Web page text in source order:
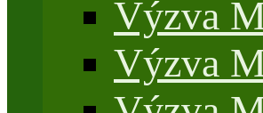
Výzva
Výzva